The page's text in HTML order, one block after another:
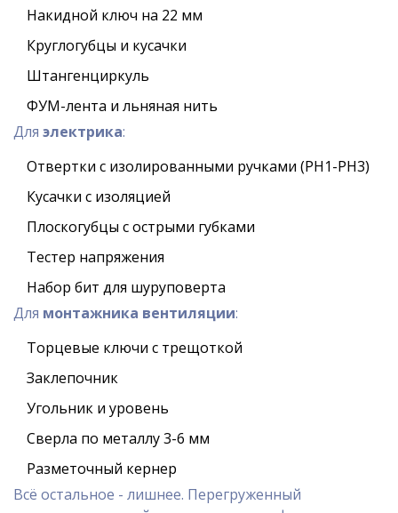
Накидной ключ на 22 мм
Круглогубцы и кусачки
Штангенциркуль
ФУМ-лента и льняная нить
Для электрика:
Отвертки с изолированными ручками (PH1-PH3)
Кусачки с изоляцией
Плоскогубцы с острыми губками
Тестер напряжения
Набор бит для шуруповерта
Для монтажника вентиляции:
Торцевые ключи с трещоткой
Заклепочник
Угольник и уровень
Сверла по металлу 3-6 мм
Разметочный кернер
Всё остальное - лишнее. Перегруженный